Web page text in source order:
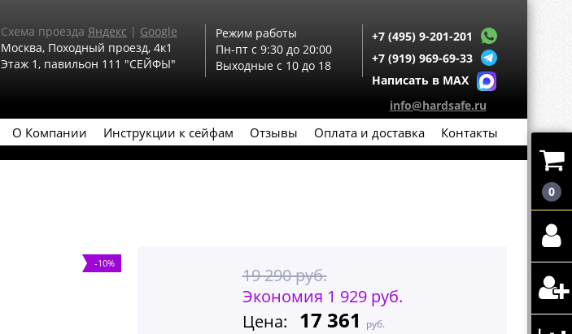
Схема проезда Яндекс | Google
Москва, Походный проезд, 4к1
Этаж 1, павильон 111 "СЕЙФЫ"
Режим работы
Пн-пт с 9:30 до 20:00
Выходные с 10 до 18
+7 (495) 9-201-201
+7 (919) 969-69-33
Написать в MAX
info@hardsafe.ru
О Компании Инструкции к сейфам Отзывы Оплата и доставка Контакты
-10%
19 290 руб.
Экономия 1 929 руб.
Цена:
17 361 руб.
0